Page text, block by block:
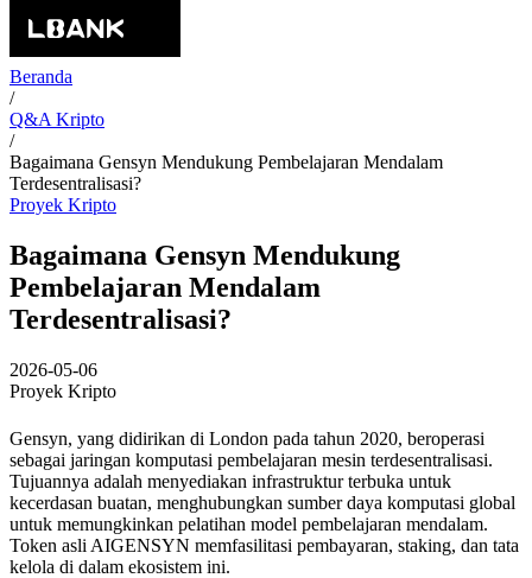
Beranda
/
Q&A Kripto
/
Bagaimana Gensyn Mendukung Pembelajaran Mendalam
Terdesentralisasi?
Proyek Kripto
Bagaimana Gensyn Mendukung
Pembelajaran Mendalam
Terdesentralisasi?
2026-05-06
Proyek Kripto
Gensyn, yang didirikan di London pada tahun 2020, beroperasi
sebagai jaringan komputasi pembelajaran mesin terdesentralisasi.
Tujuannya adalah menyediakan infrastruktur terbuka untuk
kecerdasan buatan, menghubungkan sumber daya komputasi global
untuk memungkinkan pelatihan model pembelajaran mendalam.
Token asli AIGENSYN memfasilitasi pembayaran, staking, dan tata
kelola di dalam ekosistem ini.